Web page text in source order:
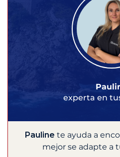
experta en
Pauline te ayuda a
mejor se adapte a